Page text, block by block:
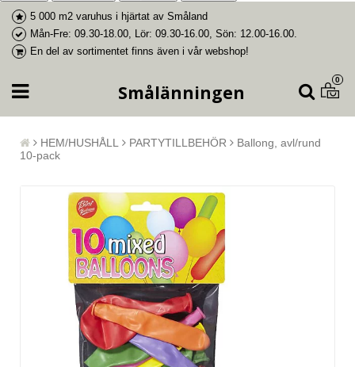
5 000 m2 varuhus i hjärtat av Småland
Mån-Fre: 09.30-18.00, Lör: 09.30-16.00, Sön: 12.00-16.00.
En del av sortimentet finns även i vår webshop!
Smålänningen
0
HEM/HUSHÅLL PARTYTILLBEHÖR
Ballong, avl/rund
10-pack